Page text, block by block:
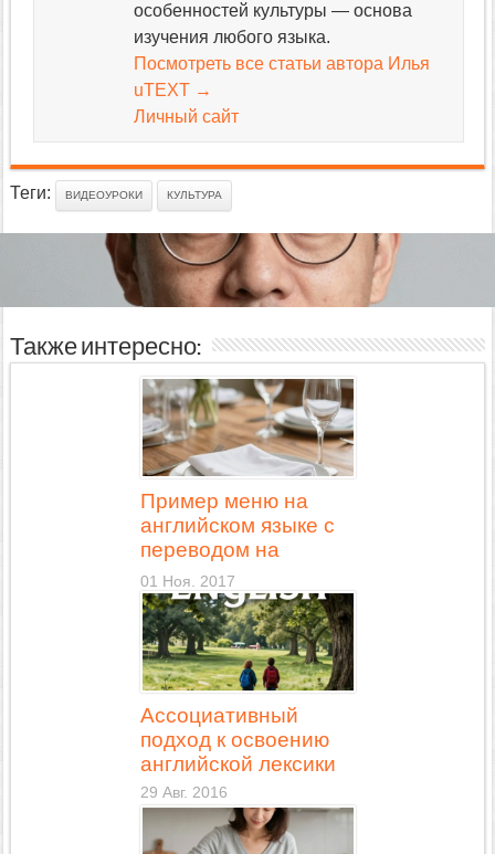
особенностей культуры — основа
изучения любого языка.
Посмотреть все статьи автора Илья
uTEXT →
Личный сайт
Теги: ВИДЕОУРОКИ КУЛЬТУРА
Также интересно:
Пример меню на
английском языке с
переводом на
русский
01 Ноя. 2017
Ассоциативный
подход к освоению
английской лексики
29 Авг. 2016